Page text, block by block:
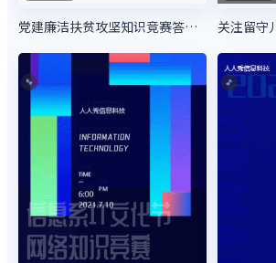
党建廉洁扶贫攻坚知识竞赛答题活动